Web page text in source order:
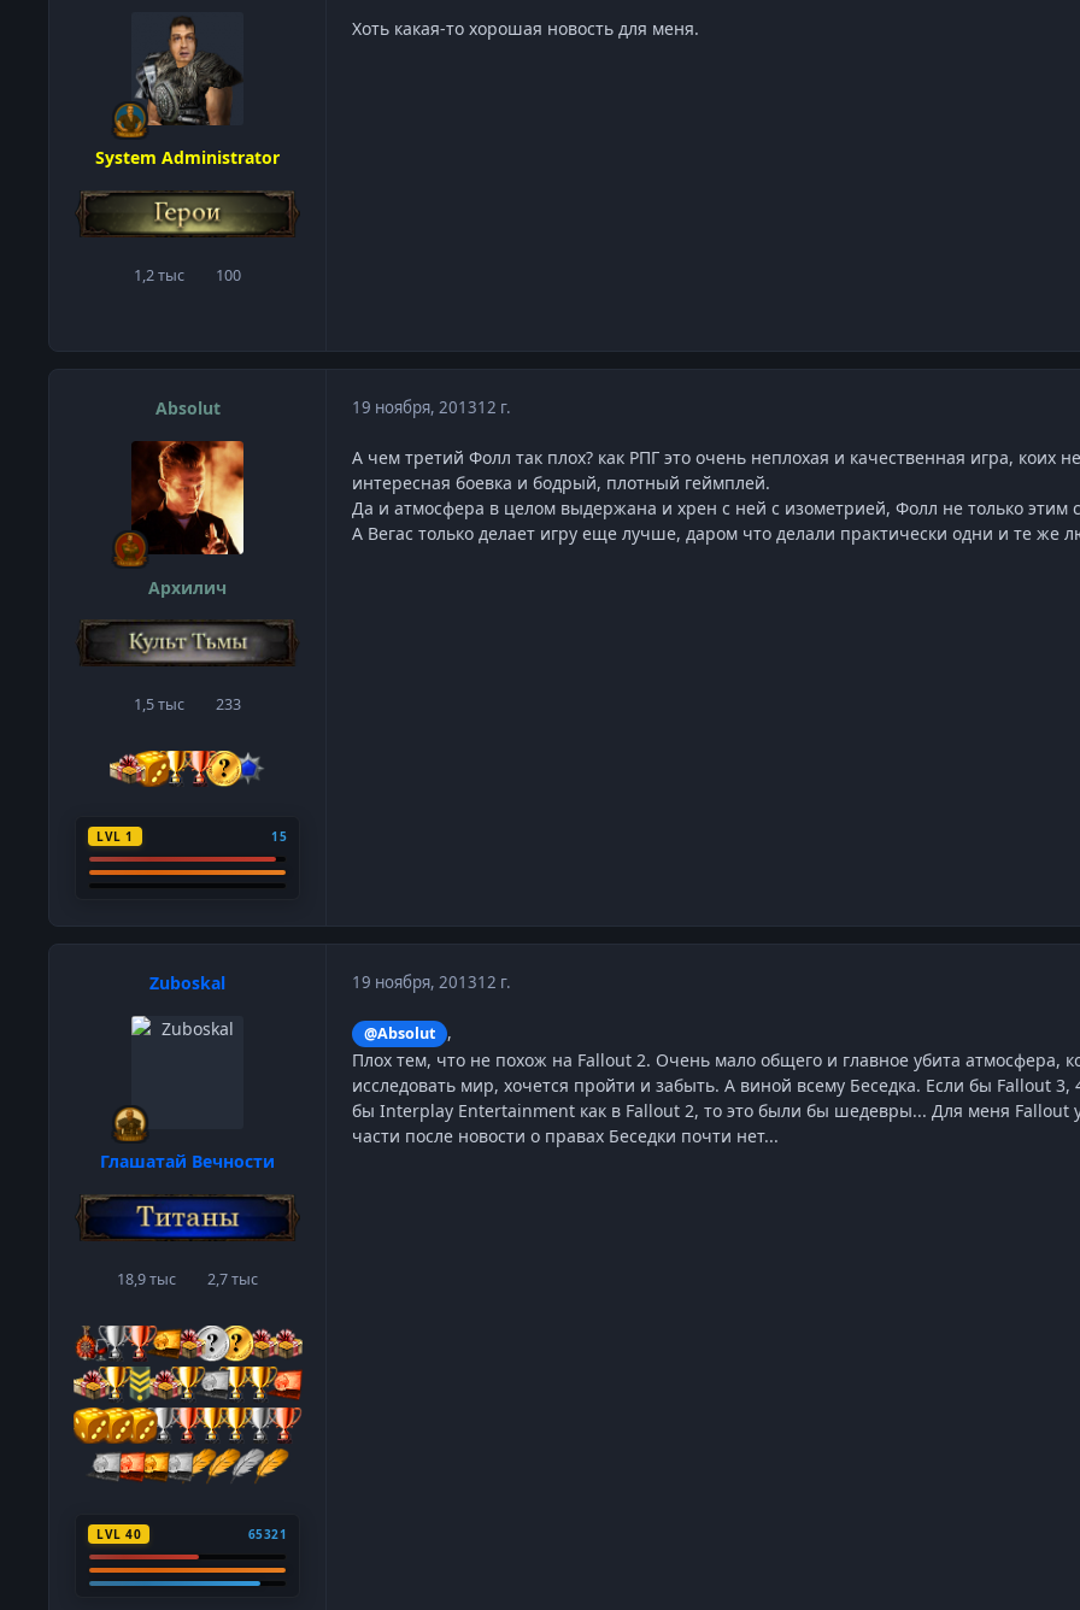
System Administrator
1,2 тыссообщения
100
Репутация
Хоть какая-то хорошая новость для меня.
Absolut
Архилич
1,5 тыссообщения
233Репутация
LVL 1 15
19 ноября, 201312 г.
А чем третий Фолл так плох? как РПГ это очень неплохая и качественная игра,
интересная боевка и бодрый, плотный геймплей.
Да и атмосфера в целом выдержана и хрен с ней с изометрией, Фолл не только этим
А Вегас только делает игру еще лучше, даром что делали практически одни и те же
Zuboskal
Глашатай Вечности
18,9 тыссообщения2,7 тысРепутация
LVL 40 65321
19 ноября, 201312 г.
@Absolut
,
Плох тем, что не похож на Fallout 2. Очень мало общего и главное убита атмосфера,
исследовать мир, хочется пройти и забыть. А виной всему Беседка. Если бы Fallout
бы Interplay Entertainment как в Fallout 2, то это были бы шедевры... Для меня
части после новости о правах Беседки почти нет...